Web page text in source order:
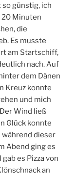
so günstig, ich
20 Minuten
die
Es musste
am Startschiff,
nach. Auf
dem Dänen
Kreuz konnte
und mich
Wind ließ
Glück konnte
dieser
Abend ging es
es Pizza von
an